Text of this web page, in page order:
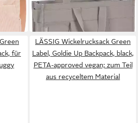
bei dir lieferbar - in 1-2 Werktagen bei dir
für
LÄSSIG Wickelrucksack Green
Label, Goldie Up Backpack, black,
PETA-approved vegan; zum Teil
aus recyceltem Material